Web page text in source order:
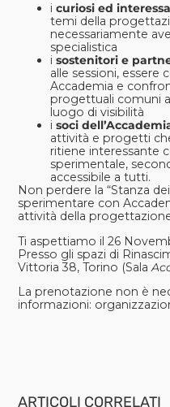
icuriosi ed
temi della
necessariamente
specialistica
isostenitori e
alle sessioni,
Accademia e
progettuali comuni
luogo di visibilità
isoci
attività e progetti
ritiene interessante
sperimentale,
accessibile a tutti.
Non perdere la “Stanza
sperimentare con
attività della
Ti aspettiamo il 26
Presso gli spazi di
Vittoria 38, Torino (Sala
La prenotazione non è
informazioni:
ARTICOLI CORRELATI